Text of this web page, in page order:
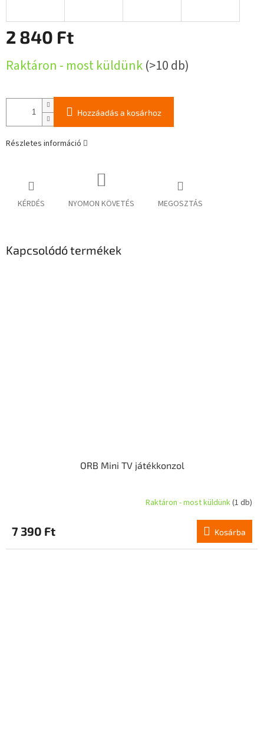
2 840 Ft
Raktáron - most küldünk(>10 db)
Hozzáadás a kosárhoz
Részletes információ
KÉRDÉS NYOMON KÖVETÉS MEGOSZTÁS
Kapcsolódó termékek
ORB Mini TV játékkonzol
Raktáron - most küldünk(1 db)
7 390 Ft Kosárba